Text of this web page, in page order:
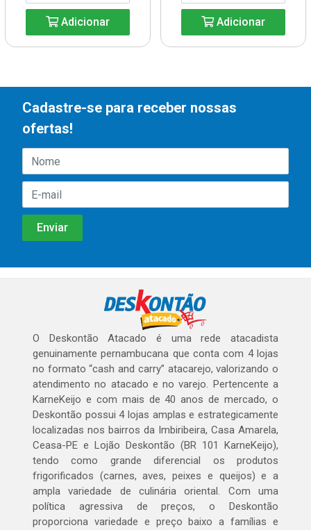
Adicionar Adicionar
Cadastre-se para receber nossas
ofertas!
O Deskontão Atacado é uma rede atacadista
genuinamente pernambucana que conta com 4 lojas
no formato “cash and carry” atacarejo, valorizando o
atendimento no atacado e no varejo. Pertencente a
KarneKeijo e com mais de 40 anos de mercado, o
Deskontão possui 4 lojas amplas e estrategicamente
localizadas nos bairros da Imbiribeira, Casa Amarela,
Ceasa-PE e Lojão Deskontão (BR 101 KarneKeijo),
tendo como grande diferencial os produtos
frigorificados (carnes, aves, peixes e queijos) e a
ampla variedade de culinária oriental. Com uma
política agressiva de preços, o Deskontão
proporciona variedade e preço baixo a famílias e